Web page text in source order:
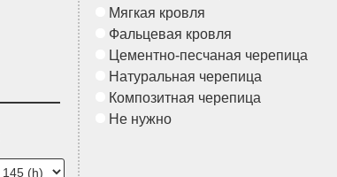
Мягкая кровля
Фальцевая кровля
Цементно-песчаная черепица
Натуральная черепица
Композитная черепица
Не нужно